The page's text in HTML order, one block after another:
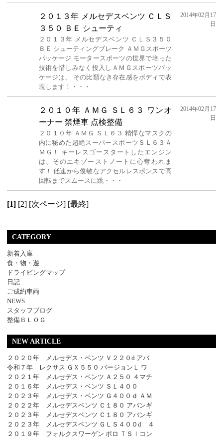
２０１３年 メルセデスベンツ ＣＬＳ
３５０ ＢＥ シューティ
２０１３年 メルセデスベンツ ＣＬＳ３５０
ＢＥ シューティングブレーク ＡＭＧスポーツ
パッケージ モータースポーツの世界で培った
技術を惜しみなく投入しＡＭＧスポーツパッ
ケージは、 その比類なき存在感をボディで表
現します！・・・
2014年02月17
日
２０１０年 ＡＭＧ ＳＬ６３ ワンオ
ーナー 禁煙車 点検整備
２０１０年 ＡＭＧ ＳＬ６３ 精悍なマスクの
内に秘めた超絶スーパースポーツＳＬ６３Ａ
ＭＧ！ キーレスゴースタートしたエンジン
は、そのエキゾーストノートに心奪われま
す！ 低速から俊敏なアクセルレスポンスで高
回転までスムースに跳・・・
2014年02月17
日
[1] [2] [次ページ] [最終]
CATEGORY
新着入庫
食・物・遊
ドライビングマップ
日記
ご成約車両
NEWS
スタッフブログ
整備ＢＬＯＧ
NEW ARTICLE
２０２０年 メルセデス・ベンツ Ｖ２２０d アバ
令和７年 レクサス ＧＸ５５０ バージョンＬ ワ
２０２１年 メルセデス・ベンツ Ａ２５０ ４マチ
２０１６年 メルセデス・ベンツ ＳＬ４００
２０２３年 メルセデス・ベンツ Ｇ４００ｄ ＡＭ
２０２２年 メルセデスベンツ Ｃ１８０ アバンギ
２０２３年 メルセデスベンツ Ｃ１８０ アバンギ
２０２３年 メルセデスベンツ ＧＬＳ４００d ４
２０１９年 フォルクスワーゲン ポロ ＴＳＩコン